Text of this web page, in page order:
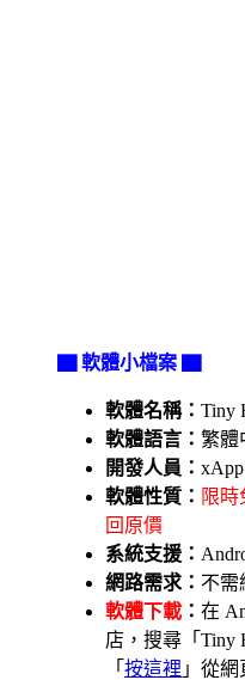
▇ 軟體小檔案 ▇
軟體名稱： Tiny
軟體語言： 繁體
開發人員： xApp
軟體性質： 限
回原價
系統支援：
網路需求： 不需
軟體下載 ： 在
店，搜尋「Tiny
「 按這裡 」從網